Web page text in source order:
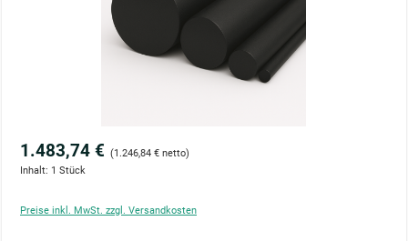
1.483,74 € (1.246,84 € netto)
Inhalt: 1 Stück
Preise inkl. MwSt. zzgl. Versandkosten